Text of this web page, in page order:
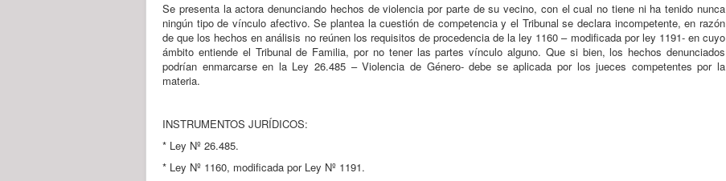
Se presenta la actora denunciando hechos de violencia por parte de su vecino, con el cual no tiene ni ha tenido nunca
ningún tipo de vínculo afectivo. Se plantea la cuestión de competencia y el Tribunal se declara incompetente, en razón
de que los hechos en análisis no reúnen los requisitos de procedencia de la ley 1160 – modificada por ley 1191- en cuyo
ámbito entiende el Tribunal de Familia, por no tener las partes vínculo alguno. Que si bien, los hechos denunciados
podrían enmarcarse en la Ley 26.485 – Violencia de Género- debe se aplicada por los jueces competentes por la
materia.
INSTRUMENTOS JURÍDICOS:
* Ley Nº 26.485.
* Ley Nº 1160, modificada por Ley Nº 1191.